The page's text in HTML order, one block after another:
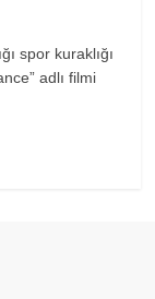
spor kuraklığı
adlı filmi